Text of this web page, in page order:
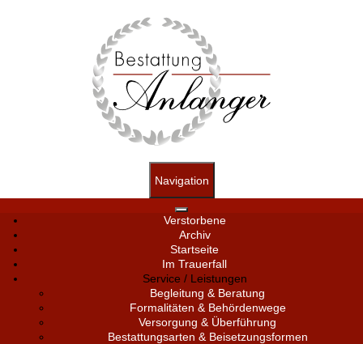
Navigation
Verstorbene
Archiv
Startseite
Im Trauerfall
Service / Leistungen
Begleitung & Beratung
Formalitäten & Behördenwege
Versorgung & Überführung
Bestattungsarten & Beisetzungsformen